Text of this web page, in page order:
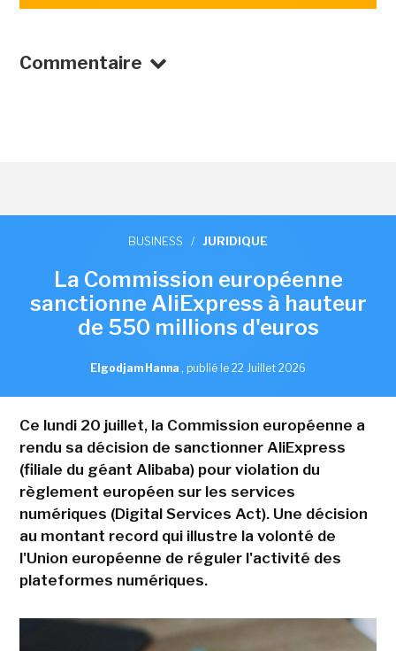
Commentaire
BUSINESS / JURIDIQUE
La Commission européenne
sanctionne AliExpress à hauteur
de 550 millions d'euros
Elgodjam Hanna , publié le 22 Juillet 2026
Ce lundi 20 juillet, la Commission européenne a
rendu sa décision de sanctionner AliExpress
(filiale du géant Alibaba) pour violation du
règlement européen sur les services
numériques (Digital Services Act). Une décision
au montant record qui illustre la volonté de
l'Union européenne de réguler l'activité des
plateformes numériques.